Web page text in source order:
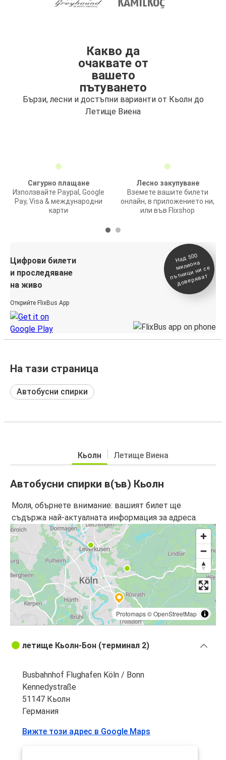
Какво да
очаквате от
вашето
пътуването
Бързи, лесни и достъпни варианти от Кьолн до
Летище Виена
Сигурно плащане
Използвайте Paypal, Google
Pay, Visa & международни
карти
Лесно закупуване
Вземете вашите билети
онлайн, в приложението ни,
или във Flixshop
Цифрови билети
и проследяване
на живо
Открийте FlixBus App
На
д 500
милиона
п
ътници ни се
доверяват
На тази страница
Автобусни спирки
Кьолн Летище Виена
Автобусни спирки в(ъв) Кьолн
Моля, обърнете внимание: вашият билет ще
съдържа най-актуалната информация за адреса.
Protomaps©OpenStreetMap
летище Кьолн-Бон (терминал 2)
Busbahnhof Flughafen Köln / Bonn
Kennedystraße
51147 Кьолн
Германия
Вижте този адрес в Google Maps